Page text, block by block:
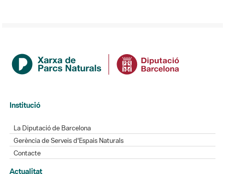
Institució
La Diputació de Barcelona
Gerència de Serveis d'Espais Naturals
Contacte
Actualitat